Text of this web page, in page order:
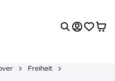
Freiheit